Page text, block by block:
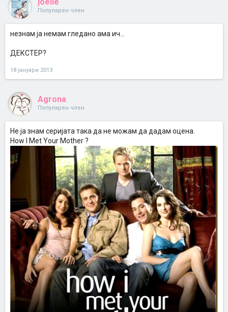
Популарен член
незнам ја немам гледано ама ич...
ДЕКСТЕР?
18 јануари 2013
Agrona
Популарен член
Не ја знам серијата така да не можам да дадам оцена.
How I Met Your Mother ?